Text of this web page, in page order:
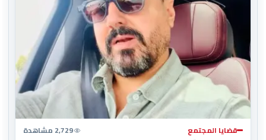
قضايا المجتمع 2,729 مشاهدة